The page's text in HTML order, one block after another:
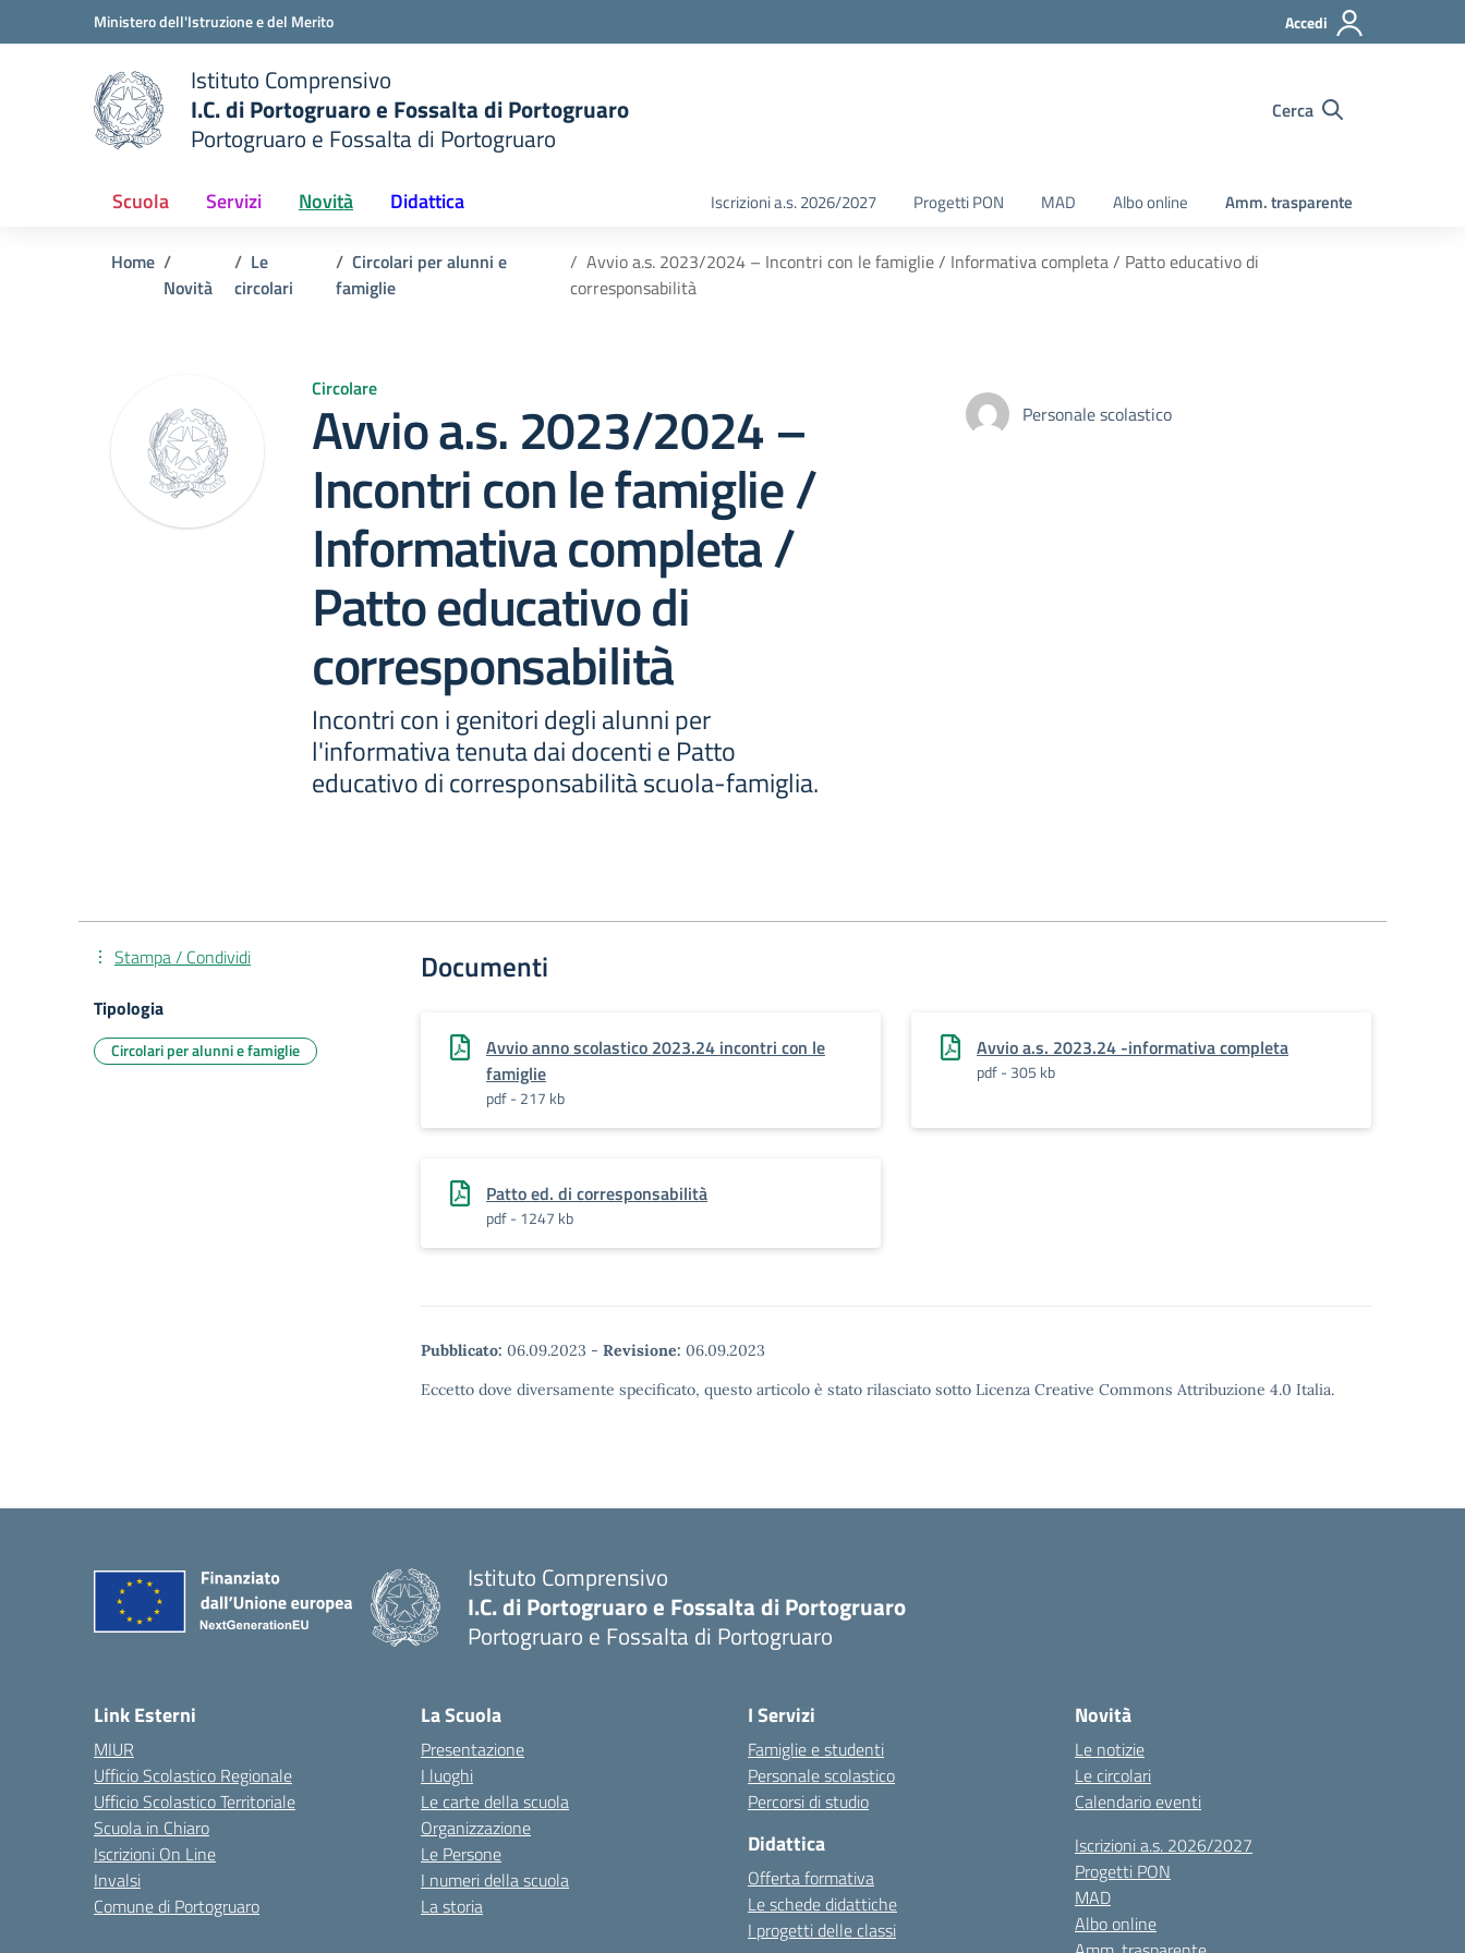
Vai ai contenuti
Vai al menu di navigazioneMinistero dell'Istruzione e del Merito Accedi
Istituto Comprensivo
I.C. di Portogruaro e Fossalta di Portogruaro
Portogruaro e Fossalta di Portogruaro
Cerca
Scuola Servizi Novità Didattica Iscrizioni a.s. 2026/2027 Progetti PON MAD Albo online Amm. trasparente
Home
Novità
Le
circolari
Circolari per alunni e
famiglie
Avvio a.s. 2023/2024 – Incontri con le famiglie / Informativa completa / Patto educativo di
corresponsabilità
Circolare
Avvio a.s. 2023/2024 –
Incontri con le famiglie /
Informativa completa /
Patto educativo di
corresponsabilità
Incontri con i genitori degli alunni per
l'informativa tenuta dai docenti e Patto
educativo di corresponsabilità scuola-famiglia.
Personale scolastico
Documenti
Avvio anno scolastico 2023.24 incontri con le
famiglie
pdf - 217 kb
Avvio a.s. 2023.24 -informativa completa
pdf - 305 kb
Patto ed. di corresponsabilità
pdf - 1247 kb
Pubblicato: 06.09.2023 - Revisione: 06.09.2023
Eccetto dove diversamente specificato, questo articolo è stato rilasciato sotto Licenza Creative Commons Attribuzione 4.0 Italia.
Stampa / Condividi
Tipologia
Circolari per alunni e famiglie
Istituto Comprensivo
I.C. di Portogruaro e Fossalta di Portogruaro
Portogruaro e Fossalta di Portogruaro
Link Esterni
MIUR
Ufficio Scolastico Regionale
Ufficio Scolastico Territoriale
Scuola in Chiaro
Iscrizioni On Line
Invalsi
Comune di Portogruaro
La Scuola
Presentazione
I luoghi
Le carte della scuola
Organizzazione
Le Persone
I numeri della scuola
La storia
I Servizi
Famiglie e studenti
Personale scolastico
Percorsi di studio
Didattica
Offerta formativa
Le schede didattiche
I progetti delle classi
Novità
Le notizie
Le circolari
Calendario eventi
Iscrizioni a.s. 2026/2027
Progetti PON
MAD
Albo online